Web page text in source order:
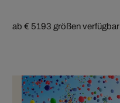
ab € 5193 größen verfügbar